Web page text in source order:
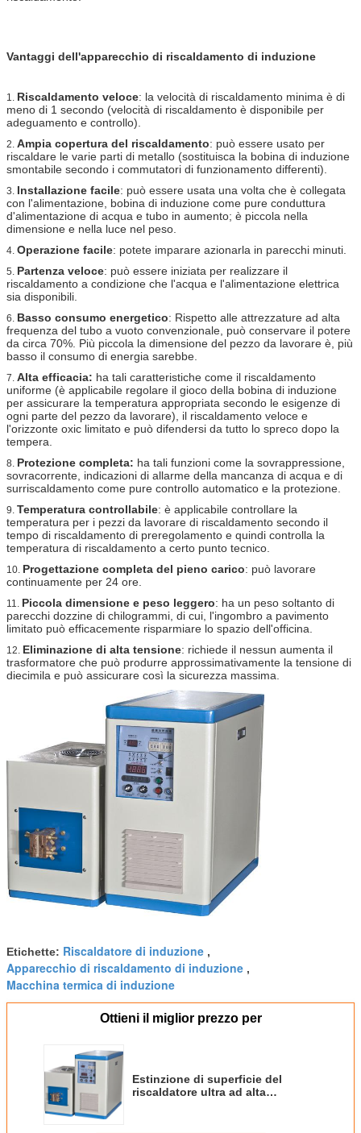
Vantaggi dell'apparecchio di riscaldamento di induzione
1. Riscaldamento veloce: la velocità di riscaldamento minima è di
meno di 1 secondo (velocità di riscaldamento è disponibile per
adeguamento e controllo).
2. Ampia copertura del riscaldamento: può essere usato per
riscaldare le varie parti di metallo (sostituisca la bobina di induzione
smontabile secondo i commutatori di funzionamento differenti).
3. Installazione facile: può essere usata una volta che è collegata
con l'alimentazione, bobina di induzione come pure conduttura
d'alimentazione di acqua e tubo in aumento; è piccola nella
dimensione e nella luce nel peso.
4. Operazione facile: potete imparare azionarla in parecchi minuti.
5. Partenza veloce: può essere iniziata per realizzare il
riscaldamento a condizione che l'acqua e l'alimentazione elettrica
sia disponibili.
6. Basso consumo energetico: Rispetto alle attrezzature ad alta
frequenza del tubo a vuoto convenzionale, può conservare il potere
da circa 70%. Più piccola la dimensione del pezzo da lavorare è, più
basso il consumo di energia sarebbe.
7. Alta efficacia: ha tali caratteristiche come il riscaldamento
uniforme (è applicabile regolare il gioco della bobina di induzione
per assicurare la temperatura appropriata secondo le esigenze di
ogni parte del pezzo da lavorare), il riscaldamento veloce e
l'orizzonte oxic limitato e può difendersi da tutto lo spreco dopo la
tempera.
8. Protezione completa: ha tali funzioni come la sovrappressione,
sovracorrente, indicazioni di allarme della mancanza di acqua e di
surriscaldamento come pure controllo automatico e la protezione.
9. Temperatura controllabile: è applicabile controllare la
temperatura per i pezzi da lavorare di riscaldamento secondo il
tempo di riscaldamento di preregolamento e quindi controlla la
temperatura di riscaldamento a certo punto tecnico.
10. Progettazione completa del pieno carico: può lavorare
continuamente per 24 ore.
11. Piccola dimensione e peso leggero: ha un peso soltanto di
parecchi dozzine di chilogrammi, di cui, l'ingombro a pavimento
limitato può efficacemente risparmiare lo spazio dell'officina.
12. Eliminazione di alta tensione: richiede il nessun aumenta il
trasformatore che può produrre approssimativamente la tensione di
diecimila e può assicurare così la sicurezza massima.
Etichette: Riscaldatore di induzione ,
Apparecchio di riscaldamento di induzione ,
Macchina termica di induzione
Ottieni il miglior prezzo per
Estinzione di superficie del
riscaldatore ultra ad alta